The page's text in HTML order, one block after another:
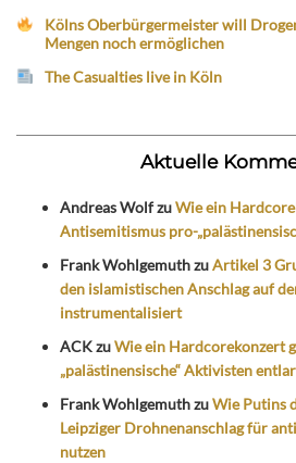
Kölns Oberbürgermeister will
Mengen noch ermöglichen
The Casualties live in Köln
Aktuelle
Andreas WolfzuWie ein
Antisemitismus pro-
Frank WohlgemuthzuArtikel 3
den islamistischen Anschlag auf
instrumentalisiert
ACKzuWie ein Hardcorekonzert
„palästinensische“ Aktivisten
Frank WohlgemuthzuWie Putins
Leipziger Drohnenanschlag für
nutzen